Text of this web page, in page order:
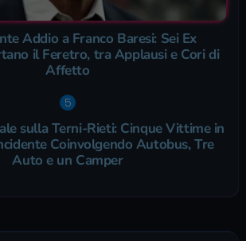
Addio a Franco Baresi: Sei Ex
il Feretro, tra Applausi e Cori di
Affetto
sulla Terni-Rieti: Cinque Vittime in
Coinvolgendo Autobus, Tre
Auto e un Camper